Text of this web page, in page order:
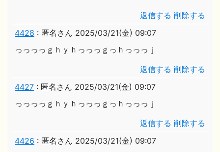
返信する 削除する
4428 : 匿名さん 2025/03/21(金) 09:07
っっっっｇｈｙｈっっっｇっｈっっっｊ
返信する 削除する
4427 : 匿名さん 2025/03/21(金) 09:07
っっっっｇｈｙｈっっっｇっｈっっっｊ
返信する 削除する
4426 : 匿名さん 2025/03/21(金) 09:07